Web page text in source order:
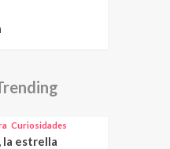
Curiosidades
la estrella